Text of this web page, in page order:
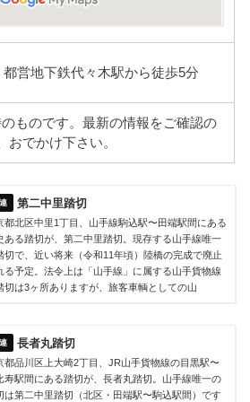
都営地下鉄代々木駅から徒歩5分
ものです。最新の情報をご確認の
おでかけ下さい。
第二中里踏切
都北区中里1丁目、山手線駒込駅〜田端駅間にある
ある踏切が、第二中里踏切。現存する山手線唯一
切で、近い将来（令和11年頃）陸橋の完成で廃止
る予定。法令上は「山手線」に属する山手貨物線
切は3ヶ所ありますが、旅客車輌としての山
長者丸踏切
都品川区上大崎2丁目、JR山手貨物線の目黒駅〜
寿駅間にある踏切が、長者丸踏切。山手線唯一の
は第二中里踏切（北区・田端駅〜駒込駅間）です